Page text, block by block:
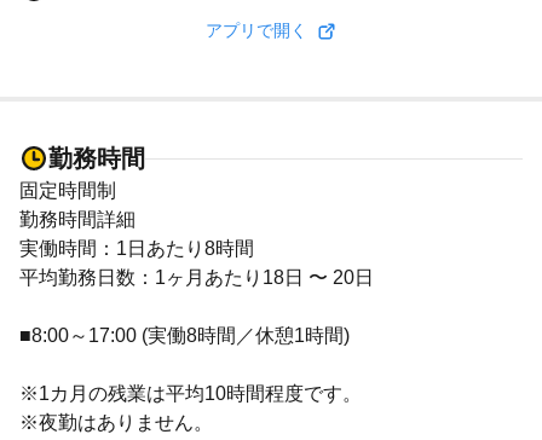
アプリで開く
勤務時間
固定時間制
勤務時間詳細
実働時間：1日あたり8時間
平均勤務日数：1ヶ月あたり18日 〜 20日
■8:00～17:00 (実働8時間／休憩1時間)
※1カ月の残業は平均10時間程度です。
※夜勤はありません。